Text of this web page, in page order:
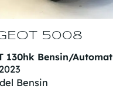
5008
130hk Bensin/Automat
2023
Bensin